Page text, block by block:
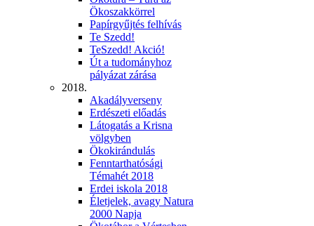
Ökoszakkörrel
Papírgyűjtés felhívás
Te Szedd!
TeSzedd! Akció!
Út a tudományhoz
pályázat zárása
2018.
Akadályverseny
Erdészeti előadás
Látogatás a Krisna
völgyben
Ökokirándulás
Fenntarthatósági
Témahét 2018
Erdei iskola 2018
Életjelek, avagy Natura
2000 Napja